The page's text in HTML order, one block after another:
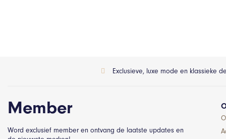
Exclusieve, luxe mode en klassieke
Member
Word exclusief member en ontvang de laatste updates en